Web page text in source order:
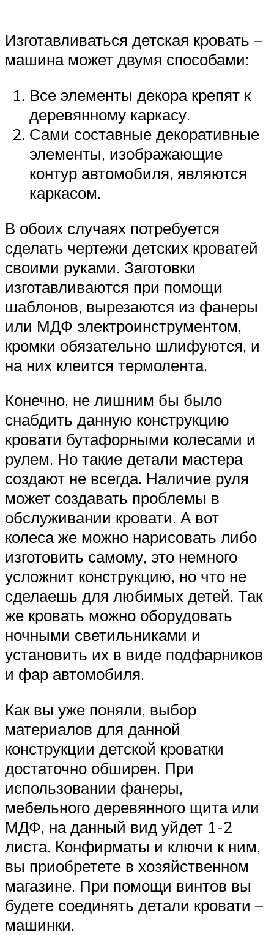
Изготавливаться детская кровать –
машина может двумя способами:
Все элементы декора крепят к
деревянному каркасу.
Сами составные декоративные
элементы, изображающие
контур автомобиля, являются
каркасом.
В обоих случаях потребуется
сделать чертежи детских кроватей
своими руками. Заготовки
изготавливаются при помощи
шаблонов, вырезаются из фанеры
или МДФ электроинструментом,
кромки обязательно шлифуются, и
на них клеится термолента.
Конечно, не лишним бы было
снабдить данную конструкцию
кровати бутафорными колесами и
рулем. Но такие детали мастера
создают не всегда. Наличие руля
может создавать проблемы в
обслуживании кровати. А вот
колеса же можно нарисовать либо
изготовить самому, это немного
усложнит конструкцию, но что не
сделаешь для любимых детей. Так
же кровать можно оборудовать
ночными светильниками и
установить их в виде подфарников
и фар автомобиля.
Как вы уже поняли, выбор
материалов для данной
конструкции детской кроватки
достаточно обширен. При
использовании фанеры,
мебельного деревянного щита или
МДФ, на данный вид уйдет 1-2
листа. Конфирматы и ключи к ним,
вы приобретете в хозяйственном
магазине. При помощи винтов вы
будете соединять детали кровати –
машинки.